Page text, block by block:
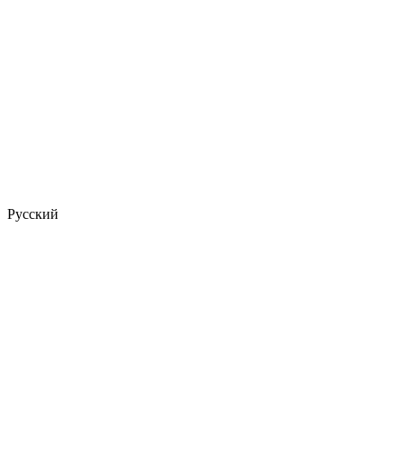
Русский